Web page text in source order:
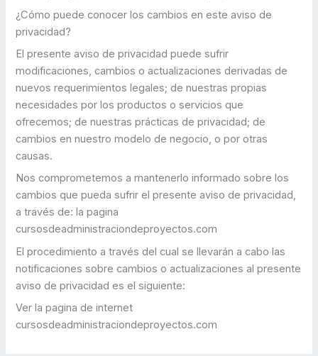
¿Cómo puede conocer los cambios en este aviso de
privacidad?
El presente aviso de privacidad puede sufrir
modificaciones, cambios o actualizaciones derivadas de
nuevos requerimientos legales; de nuestras propias
necesidades por los productos o servicios que
ofrecemos; de nuestras prácticas de privacidad; de
cambios en nuestro modelo de negocio, o por otras
causas.
Nos comprometemos a mantenerlo informado sobre los
cambios que pueda sufrir el presente aviso de privacidad,
a través de: la pagina
cursosdeadministraciondeproyectos.com
El procedimiento a través del cual se llevarán a cabo las
notificaciones sobre cambios o actualizaciones al presente
aviso de privacidad es el siguiente:
Ver la pagina de internet
cursosdeadministraciondeproyectos.com